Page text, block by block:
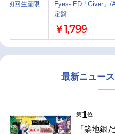
初回生産限
Eyes- ED「Giver」/
定盤
￥1,799
最新ニュー
第1位
『築地銀